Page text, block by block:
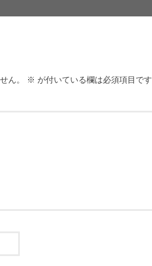
ん。 ※ が付いている欄は必須項目です